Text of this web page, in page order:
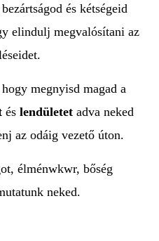
és kétségeid
elindulj megvalósítani az
megnyisd magad a
és lendületetadva neked
az odáig vezető úton.
élménwkwr, bőség
neked.